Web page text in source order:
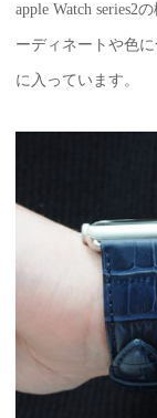
apple Watch series2
ーディネートや色
に入っています。